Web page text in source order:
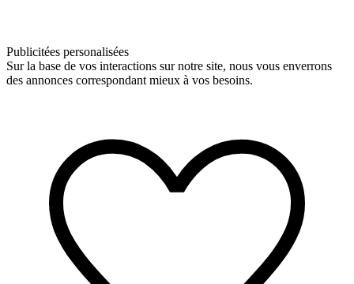
Publicitées personalisées
Sur la base de vos interactions sur notre site, nous vous enverrons
des annonces correspondant mieux à vos besoins.